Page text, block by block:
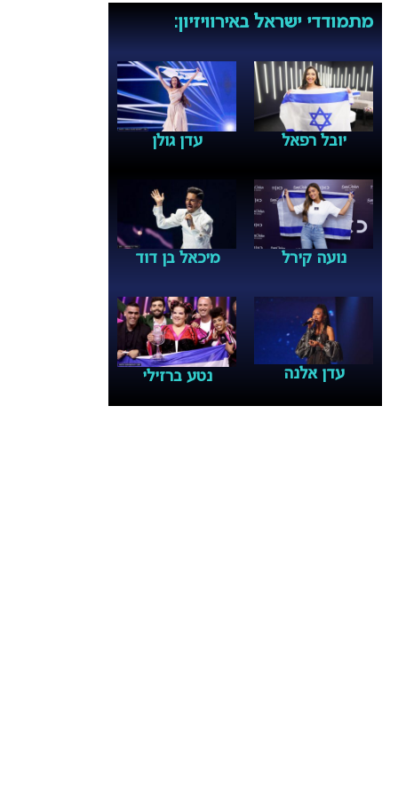
מתמודדי ישראל באירוויזיון:
יובל רפאל עדן גולן
נועה קירל מיכאל בן דוד
עדן אלנה נטע ברזילי